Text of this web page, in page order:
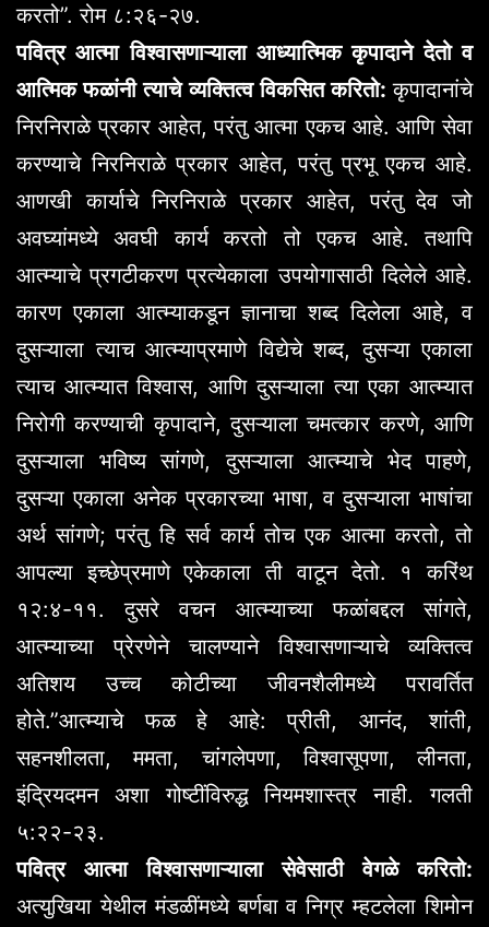
करतो”. रोम ८:२६-२७.
पवित्र आत्मा विश्वासणाऱ्याला आध्यात्मिक कृपादाने देतो व
आत्मिक फळांनी त्याचे व्यक्तित्व विकसित करितो:कृपादानांचे
निरनिराळे प्रकार आहेत, परंतु आत्मा एकच आहे. आणि सेवा
करण्याचे निरनिराळे प्रकार आहेत, परंतु प्रभू एकच आहे.
आणखी कार्याचे निरनिराळे प्रकार आहेत, परंतु देव जो
अवघ्यांमध्ये अवघी कार्य करतो तो एकच आहे. तथापि
आत्म्याचे प्रगटीकरण प्रत्येकाला उपयोगासाठी दिलेले आहे.
कारण एकाला आत्म्याकडून ज्ञानाचा शब्द दिलेला आहे, व
दुसऱ्याला त्याच आत्म्याप्रमाणे विद्येचे शब्द, दुसऱ्या एकाला
त्याच आत्म्यात विश्वास, आणि दुसऱ्याला त्या एका आत्म्यात
निरोगी करण्याची कृपादाने, दुसऱ्याला चमत्कार करणे, आणि
दुसऱ्याला भविष्य सांगणे, दुसऱ्याला आत्म्याचे भेद पाहणे,
दुसऱ्या एकाला अनेक प्रकारच्या भाषा, व दुसऱ्याला भाषांचा
अर्थ सांगणे; परंतु हि सर्व कार्य तोच एक आत्मा करतो, तो
आपल्या इच्छेप्रमाणे एकेकाला ती वाटून देतो. १ करिंथ
१२:४-११. दुसरे वचन आत्म्याच्या फळांबद्दल सांगते,
आत्म्याच्या प्रेरणेने चालण्याने विश्वासणाऱ्याचे व्यक्तित्व
अतिशय उच्च कोटीच्या जीवनशैलीमध्ये परावर्तित
होते.”आत्म्याचे फळ हे आहे: प्रीती, आनंद, शांती,
सहनशीलता, ममता, चांगलेपणा, विश्वासूपणा, लीनता,
इंद्रियदमन अशा गोष्टींविरुद्ध नियमशास्त्र नाही. गलती
५:२२-२३.
पवित्र आत्मा विश्वासणाऱ्याला सेवेसाठी वेगळे करितो:
अत्युखिया येथील मंडळींमध्ये बर्णबा व निग्र म्हटलेला शिमोन